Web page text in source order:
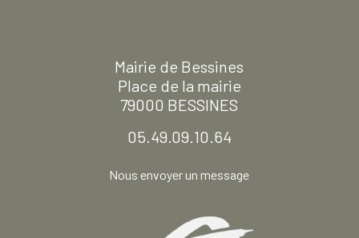
Mairie de Bessines
Place de la mairie
79000 BESSINES
05.49.09.10.64
Nous envoyer un message